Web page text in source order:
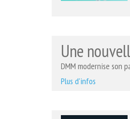
Une
DMM modernise son
Plus d'infos